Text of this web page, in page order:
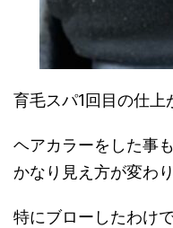
育毛スパ1回目の仕上
ヘアカラーをした事
かなり見え方が変わり
特にブローしたわけ